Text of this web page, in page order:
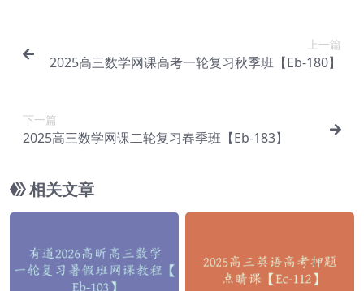
上一篇
2025高三数学网课高考一轮复习秋季班【Eb-180】
下一篇
2025高三数学网课二轮复习春季班【Eb-183】
相关文章